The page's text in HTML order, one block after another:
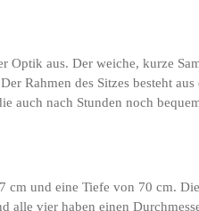
aus. Der weiche, kurze
Rahmen des Sitzes besteht
auch nach Stunden noch
cm und eine Tiefe von 70 cm.
alle vier haben einen